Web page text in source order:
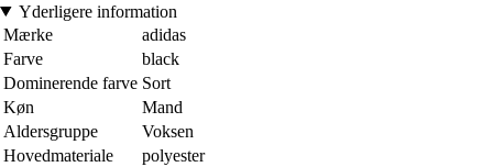
Yderligere information
Mærke
adidas
Farve
black
Dominerende farve Sort
Køn
Mand
Aldersgruppe
Voksen
Hovedmateriale
polyester